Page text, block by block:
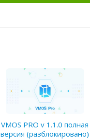
VMOS PRO v 1.1.0 полная
версия (разблокировано)